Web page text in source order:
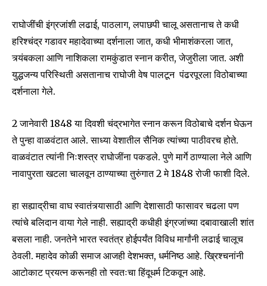
I've read and accept thePrivacy Policy.
6,300
राघोजींची इंग्रजांशी लढाई, पाठलाग, लपाछपी चालू असतानाच ते कधी
हरिश्चंद्र गडावर महादेवाच्या दर्शनाला जात, कधी भीमाशंकरला जात,
त्र्यंबकला आणि नाशिकला रामकुंडात स्नान करीत, जेजुरीला जात. अशी
युद्धजन्य परिस्थिती असतानाच राघोजी वेष पालटून पंढरपूरला विठोबाच्या
दर्शनाला गेले.
2 जानेवारी 1848 या दिवशी चंद्रभागेत स्नान करून विठोबाचे दर्शन घेऊन
ते पुन्हा वाळवंटात आले. साध्या वेशातील सैनिक त्यांच्या पाठीवरच होते.
वाळवंटात त्यांनी निःशस्त्र राघोजींना पकडले. पुणे मार्गे ठाण्याला नेले आणि
नावापुरता खटला चालवून ठाण्याच्या तुरुंगात 2 मे 1848 रोजी फाशी दिले.
हा सह्याद्रीचा वाघ स्वातंत्र्यासाठी आणि देशासाठी फासावर चढला पण
त्यांचे बलिदान वाया गेले नाही. सह्याद्री कधीही इंग्रजांच्या दबावाखाली शांत
बसला नाही. जनतेने भारत स्वतंत्र होईपर्यंत विविध मार्गांनी लढाई चालूच
ठेवली. महादेव कोळी समाज आजही देशभक्त, धर्मनिष्ठ आहे. ख्रिश्चनांनी
आटोकाट प्रयत्न करूनही तो स्वतःचा हिंदूधर्म टिकवून आहे.